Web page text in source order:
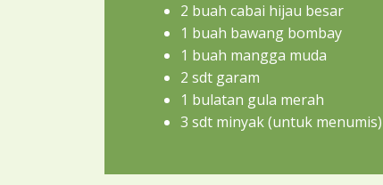
2 buah cabai hijau besar
1 buah bawang bombay
1 buah mangga muda
2 sdt garam
1 bulatan gula merah
3 sdt minyak (untuk menumis)